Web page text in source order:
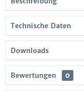
Technische Daten
Downloads
Bewertungen 0